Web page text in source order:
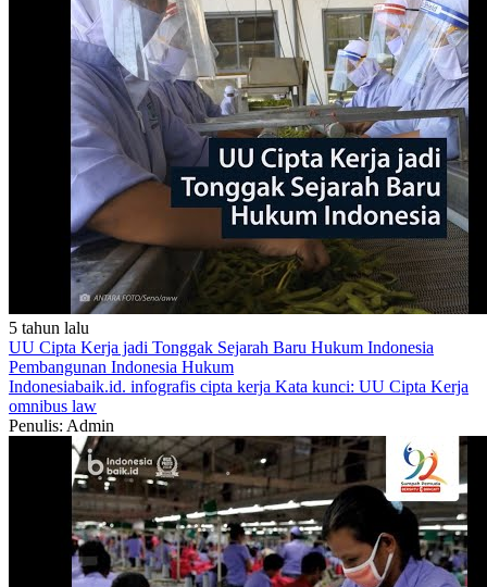
5 tahun lalu
UU Cipta Kerja jadi Tonggak Sejarah Baru Hukum Indonesia
Pembangunan Indonesia Hukum
Indonesiabaik.id. infografis cipta kerja Kata kunci: UU Cipta Kerja
omnibus law
Penulis: Admin